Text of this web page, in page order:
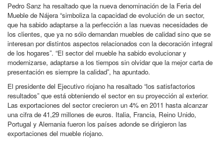
Pedro Sanz ha resaltado que la nueva denominación de la Feria del
Mueble de Nájera “simboliza la capacidad de evolución de un sector,
que ha sabido adaptarse a la perfección a las nuevas necesidades de
los clientes, que ya no sólo demandan muebles de calidad sino que se
interesan por distintos aspectos relacionados con la decoración integral
de los hogares”. “El sector del mueble ha sabido evolucionar y
modernizarse, adaptarse a los tiempos sin olvidar que la mejor carta de
presentación es siempre la calidad”, ha apuntado.
El presidente del Ejecutivo riojano ha resaltado “los satisfactorios
resultados” que está obteniendo el sector en su proyección al exterior.
Las exportaciones del sector crecieron un 4% en 2011 hasta alcanzar
una cifra de 41,29 millones de euros. Italia, Francia, Reino Unido,
Portugal y Alemania fueron los países adonde se dirigieron las
exportaciones del mueble riojano.